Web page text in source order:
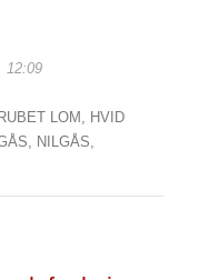
12:09
LOM, HVID
NILGÅS,